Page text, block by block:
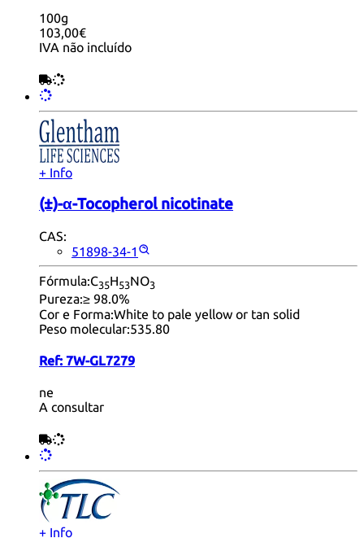
100g
103,00€
IVA não incluído
+ Info
(±)-α-Tocopherol nicotinate
CAS:
51898-34-1
Fórmula:C35H53NO3
Pureza:≥ 98.0%
Cor e Forma:White to pale yellow or tan solid
Peso molecular:535.80
Ref: 7W-GL7279
ne
A consultar
+ Info